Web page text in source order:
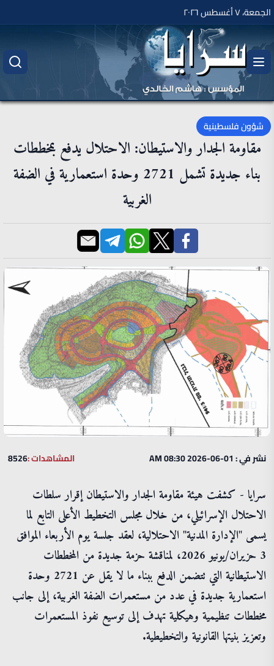
الجمعة، ٧ أغسطس ٢٠٢٦
شؤون فلسطينية
مقاومة الجدار والاستيطان: الاحتلال يدفع بمخططات
بناء جديدة تشمل 2721 وحدة استعمارية في الضفة
الغربية
نشر في : 01-06-2026 08:30 AM المشاهدات :8526
سرايا - كشفت هيئة مقاومة الجدار والاستيطان إقرار سلطات
الاحتلال الإسرائيلي، من خلال مجلس التخطيط الأعلى التابع لما
يسمى "الإدارة المدنية" الاحتلالية، لعقد جلسة يوم الأربعاء الموافق
3 حزيران/يونيو 2026، لمناقشة حزمة جديدة من المخططات
الاستيطانية التي تتضمن الدفع ببناء ما لا يقل عن 2721 وحدة
استعمارية جديدة في عدد من مستعمرات الضفة الغربية، إلى جانب
مخططات تنظيمية وهيكلية تهدف إلى توسيع نفوذ المستعمرات
وتعزيز بنيتها القانونية والتخطيطية.